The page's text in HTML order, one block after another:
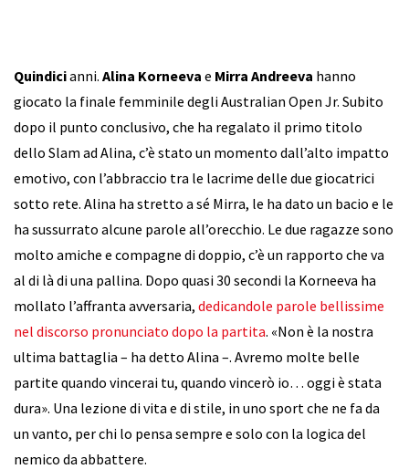
Quindicianni. Alina Korneeva e Mirra Andreeva hanno
giocato la finale femminile degli Australian Open Jr. Subito
dopo il punto conclusivo, che ha regalato il primo titolo
dello Slam ad Alina, c’è stato un momento dall’alto impatto
emotivo, con l’abbraccio tra le lacrime delle due giocatrici
sotto rete. Alina ha stretto a sé Mirra, le ha dato un bacio e le
ha sussurrato alcune parole all’orecchio. Le due ragazze sono
molto amiche e compagne di doppio, c’è un rapporto che va
al di là di una pallina. Dopo quasi 30 secondi la Korneeva ha
mollato l’affranta avversaria, dedicandole parole bellissime
nel discorso pronunciato dopo la partita. «Non è la nostra
ultima battaglia – ha detto Alina –. Avremo molte belle
partite quando vincerai tu, quando vincerò io… oggi è stata
dura». Una lezione di vita e di stile, in uno sport che ne fa da
un vanto, per chi lo pensa sempre e solo con la logica del
nemico da abbattere.